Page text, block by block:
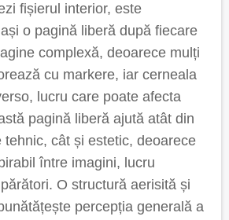
fișierul interior, este
o pagină liberă după fiecare
complexă, deoarece mulți
cu markere, iar cerneala
lucru care poate afecta
pagină liberă ajută atât din
tehnic, cât și estetic, deoarece
între imagini, lucru
O structură aerisită și
percepția generală a